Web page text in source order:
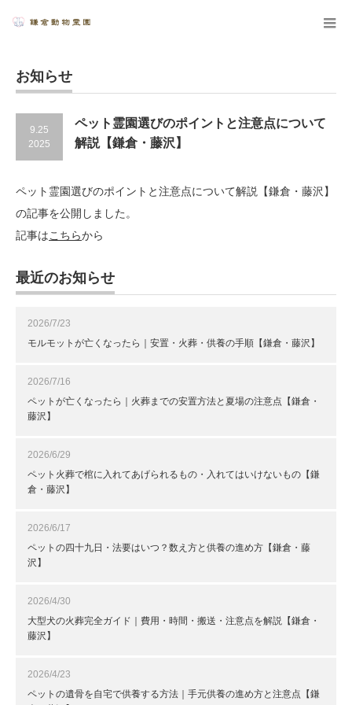
お知らせ
9.25
2025
ペット霊園選びのポイントと注意点について
解説【鎌倉・藤沢】
ペット霊園選びのポイントと注意点について解説【鎌倉・藤沢】
の記事を公開しました。
記事はこちらから
最近のお知らせ
2026/7/23
モルモットが亡くなったら｜安置・火葬・供養の手順【鎌倉・藤沢】
2026/7/16
ペットが亡くなったら｜火葬までの安置方法と夏場の注意点【鎌倉・
藤沢】
2026/6/29
ペット火葬で棺に入れてあげられるもの・入れてはいけないもの【鎌
倉・藤沢】
2026/6/17
ペットの四十九日・法要はいつ？数え方と供養の進め方【鎌倉・藤
沢】
2026/4/30
大型犬の火葬完全ガイド｜費用・時間・搬送・注意点を解説【鎌倉・
藤沢】
2026/4/23
ペットの遺骨を自宅で供養する方法｜手元供養の進め方と注意点【鎌